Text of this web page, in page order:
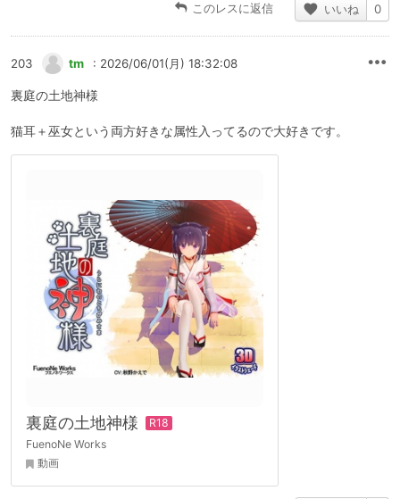
このレスに返信 いいね 0
203 tm : 2026/06/01(月) 18:32:08
裏庭の土地神様
猫耳＋巫女という両方好きな属性入ってるので大好きです。
裏庭の土地神様
FuenoNe Works
動画